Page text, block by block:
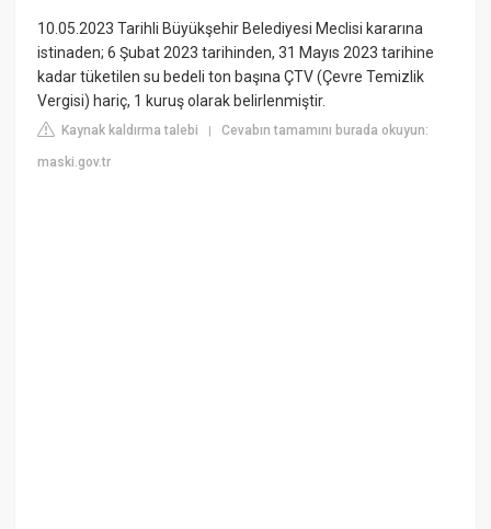
10.05.2023 Tarihli Büyükşehir Belediyesi Meclisi kararına
istinaden; 6 Şubat 2023 tarihinden, 31 Mayıs 2023 tarihine
kadar tüketilen su bedeli ton başına ÇTV (Çevre Temizlik
Vergisi) hariç, 1 kuruş olarak belirlenmiştir.
Kaynak kaldırma talebi |Cevabın tamamını burada okuyun:
maski.gov.tr